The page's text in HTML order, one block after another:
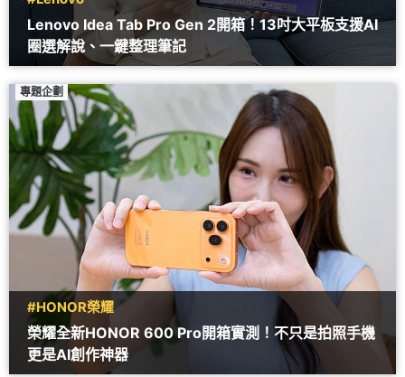
Lenovo Idea Tab Pro Gen 2開箱！13吋大平板支援AI
圈選解說、一鍵整理筆記
專題企劃
#HONOR榮耀
榮耀全新HONOR 600 Pro開箱實測！不只是拍照手機
更是AI創作神器